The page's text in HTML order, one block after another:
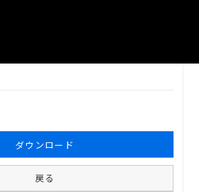
ダウンロード
戻る